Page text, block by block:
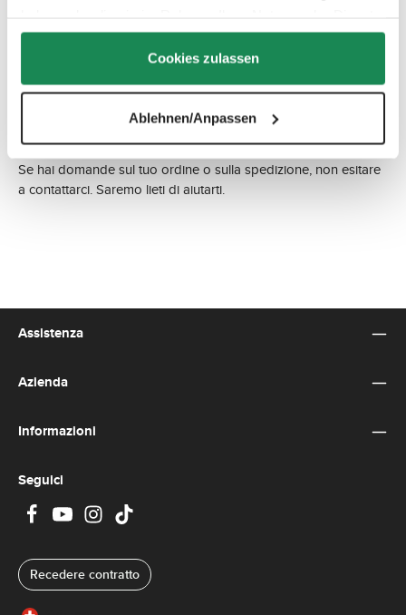
gesammelt haben.
Cookies zulassen
Ablehnen/Anpassen
Spediamo il tuo ordine con la Posta Svizzera. Ti preghiamo di
notare che potrebbero verificarsi ritardi dovuti a festività o
eventi imprevisti. Non appena il tuo ordine sarà stato spedito,
riceverai una conferma di spedizione via e-mail con un link per
tracciare la spedizione.
Se hai domande sul tuo ordine o sulla spedizione, non esitare
a contattarci. Saremo lieti di aiutarti.
Assistenza
Azienda
Informazioni
Seguici
Recedere contratto